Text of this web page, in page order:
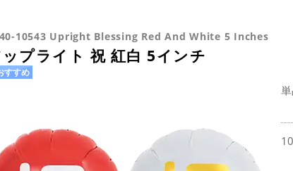
10543 Upright Blessing Red And White 5 Inches
プライト 祝 紅白 5インチ
すすめ